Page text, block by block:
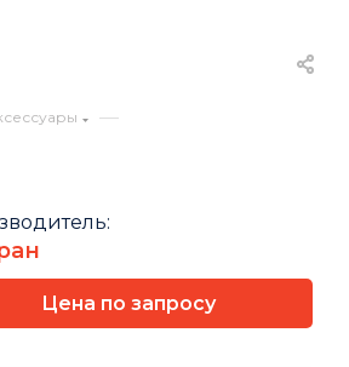
—
Цена по запросу